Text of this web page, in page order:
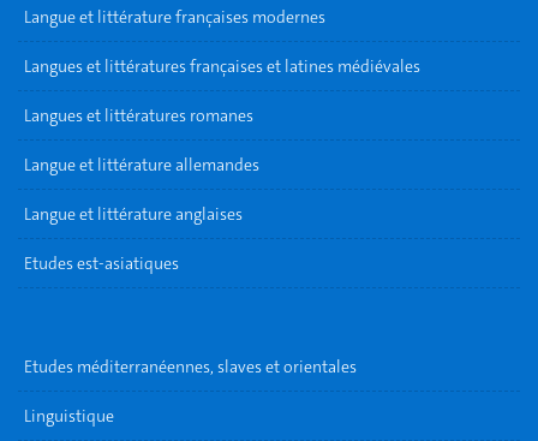
Langue et littérature françaises modernes
Langues et littératures françaises et latines médiévales
Langues et littératures romanes
Langue et littérature allemandes
Langue et littérature anglaises
Etudes est-asiatiques
Etudes méditerranéennes, slaves et orientales
Linguistique